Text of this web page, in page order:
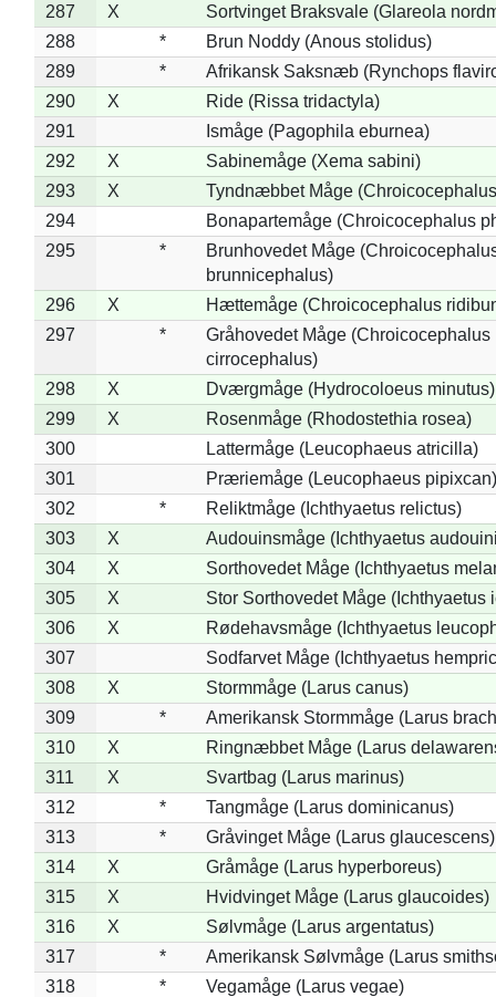
287
X
Sortvinget Braksvale (Glareola
288
*
Brun Noddy (Anous stolidus)
289
*
Afrikansk Saksnæb (Rynchops
290
X
Ride (Rissa tridactyla)
291
Ismåge (Pagophila eburnea)
292
X
Sabinemåge (Xema sabini)
293
X
Tyndnæbbet Måge
294
Bonapartemåge (Chroicocephalus
295
*
Brunhovedet Måge
brunnicephalus)
296
X
Hættemåge (Chroicocephalus
297
*
Gråhovedet Måge (Chroicocephalus
cirrocephalus)
298
X
Dværgmåge (Hydrocoloeus minutus)
299
X
Rosenmåge (Rhodostethia rosea)
300
Lattermåge (Leucophaeus atricilla)
301
Præriemåge (Leucophaeus pipixcan)
302
*
Reliktmåge (Ichthyaetus relictus)
303
X
Audouinsmåge (Ichthyaetus
304
X
Sorthovedet Måge (Ichthyaetus
305
X
Stor Sorthovedet Måge (Ichthyaetus
306
X
Rødehavsmåge (Ichthyaetus
307
Sodfarvet Måge (Ichthyaetus
308
X
Stormmåge (Larus canus)
309
*
Amerikansk Stormmåge (Larus
310
X
Ringnæbbet Måge (Larus
311
X
Svartbag (Larus marinus)
312
*
Tangmåge (Larus dominicanus)
313
*
Gråvinget Måge (Larus glaucescens)
314
X
Gråmåge (Larus hyperboreus)
315
X
Hvidvinget Måge (Larus glaucoides)
316
X
Sølvmåge (Larus argentatus)
317
*
Amerikansk Sølvmåge (Larus
318
*
Vegamåge (Larus vegae)